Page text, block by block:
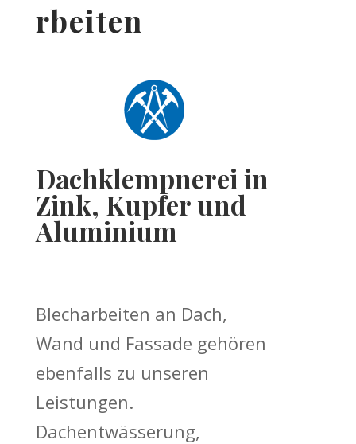
rbeiten
Dachklempnerei in
Zink, Kupfer und
Aluminium
Blecharbeiten an Dach,
Wand und Fassade gehören
ebenfalls zu unseren
Leistungen.
Dachentwässerung,